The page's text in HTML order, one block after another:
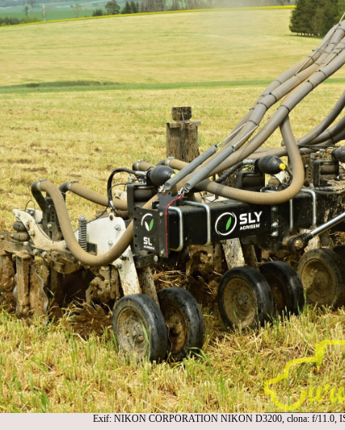
Exif: NIKON CORPORATION NIKON D3200, clona: f/11.0,